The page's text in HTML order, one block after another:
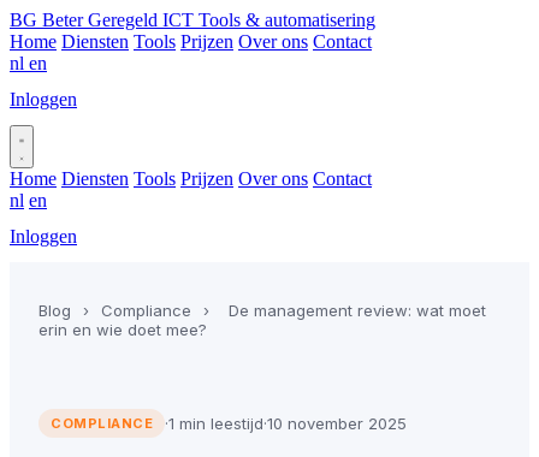
BG Beter Geregeld ICT Tools & automatisering
Home Diensten Tools Prijzen Over ons Contact
nl en
Inloggen
Home Diensten Tools Prijzen Over ons Contact
nl en
Inloggen
Blog › Compliance ›
De management review: wat moet
erin en wie doet mee?
COMPLIANCE ·1 min leestijd·10 november 2025